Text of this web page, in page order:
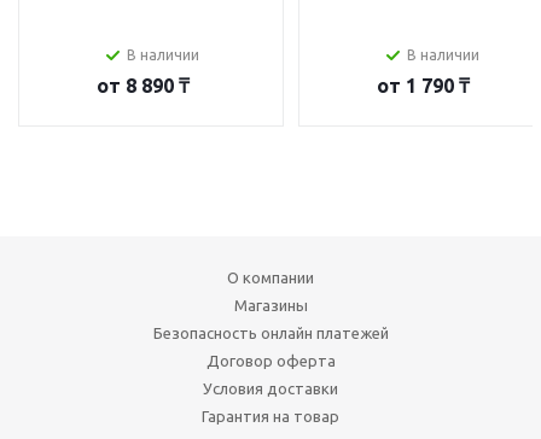
В наличии
от 8 890 ₸
В наличии
от 1 790 ₸
О компании
Магазины
Безопасность онлайн платежей
Договор оферта
Условия доставки
Гарантия на товар